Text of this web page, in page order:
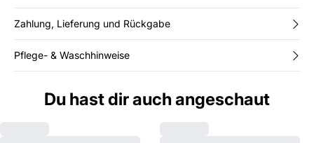
Zahlung, Lieferung und Rückgabe
Pflege- & Waschhinweise
Du hast dir auch angeschaut